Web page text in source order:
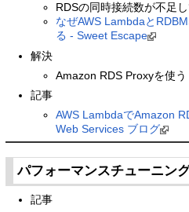
RDSの同時接続数が不足し
なぜAWS Lambdaと
る - Sweet Escape
解決
Amazon RDS Proxyを使う
記事
AWS LambdaでAmazon
Web Services ブログ
パフォーマンスチューニン
記事